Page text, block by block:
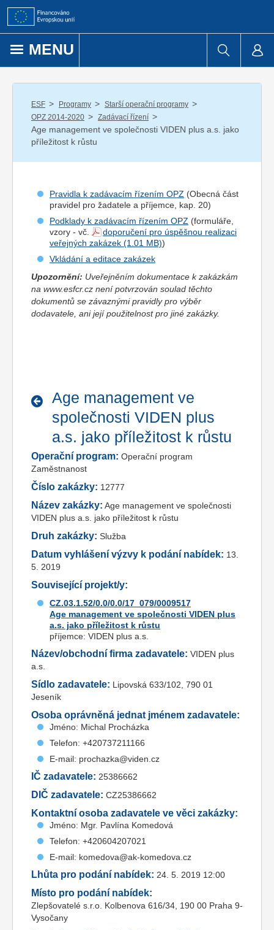
Přejít k obsahu
MENU
ESF / Programy / Starší operační programy /
OPZ 2014-2020 / Zadávací řízení /
Age management ve společnosti VIDEN plus a.s. jako
příležitost k růstu
Pravidla k zadávacím řízením OPZ (Obecná část
pravidel pro žadatele a příjemce , kap. 20)
Podklady k zadávacím řízením OPZ (formuláře,
vzory - vč.
doporučení pro úspěšnou realizaci
veřejných zakázek
)
Vkládání a editace zakázek
Upozornění: Uveřejněním dokumentace k zakázkám
na www.esfcr.cz není potvrzován soulad těchto
dokumentů se závaznými pravidly pro výběr
dodavatele, ani její použitelnost pro jiné zakázky.
Age management ve
společnosti VIDEN plus
a.s. jako příležitost k růstu
Operační program: Operační program
Zaměstnanost
Číslo zakázky: 12777
Název zakázky: Age management ve společnosti
VIDEN plus a.s. jako příležitost k růstu
Druh zakázky: Služba
Datum vyhlášení výzvy k podání nabídek: 13.
5. 2019
Související projekt/y:
CZ.03.1.52/0.0/0.0/17_079/0009517
Age management ve společnosti VIDEN plus
a.s. jako příležitost k růstu
příjemce: VIDEN plus a.s.
Název/obchodní firma zadavatele: VIDEN plus
a.s.
Sídlo zadavatele: Lipovská 633/102, 790 01
Jeseník
Osoba oprávněná jednat jménem zadavatele:
Jméno: Michal Procházka
Telefon: +420737211166
E-mail: prochazka@viden.cz
IČ zadavatele: 25386662
DIČ zadavatele: CZ25386662
Kontaktní osoba zadavatele ve věci zakázky:
Jméno: Mgr. Pavlína Komedová
Telefon: +420604207021
E-mail: komedova@ak-komedova.cz
Lhůta pro podání nabídek: 24. 5. 2019 12:00
Místo pro podání nabídek:
Zlepšovatelé s.r.o. Kolbenova 616/34, 190 00 Praha 9-
Vysočany